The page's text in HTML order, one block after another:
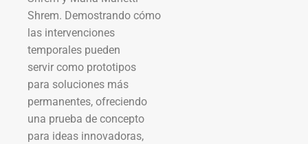
Shrem. Demostrando cómo
las intervenciones
temporales pueden
servir como prototipos
para soluciones más
permanentes, ofreciendo
una prueba de concepto
para ideas innovadoras,